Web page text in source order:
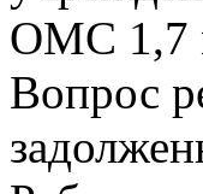
ОМС 1,7
Вопрос